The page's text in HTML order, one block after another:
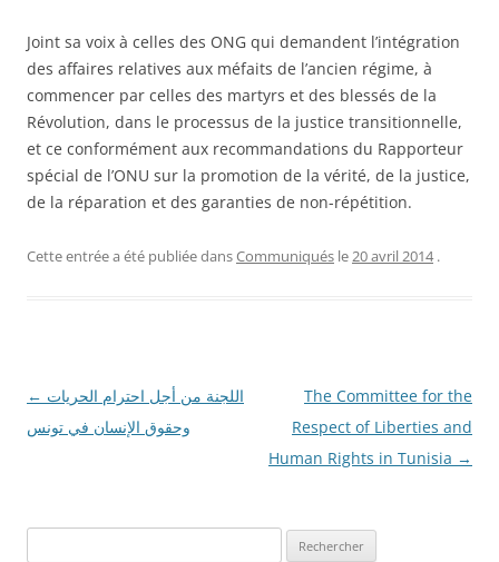
Joint sa voix à celles des ONG qui demandent l’intégration
des affaires relatives aux méfaits de l’ancien régime, à
commencer par celles des martyrs et des blessés de la
Révolution, dans le processus de la justice transitionnelle,
et ce conformément aux recommandations du Rapporteur
spécial de l’ONU sur la promotion de la vérité, de la justice,
de la réparation et des garanties de non-répétition.
Cette entrée a été publiée dansCommuniqués le20 avril 2014 .
Navigation
des
←
وحقوق الإنسان في تونس
The Committee for the
Respect of Liberties and
Human Rights in Tunisia →